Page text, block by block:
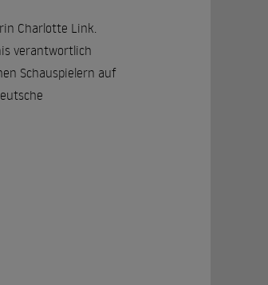
Charlotte Link.
verantwortlich
Schauspielern auf